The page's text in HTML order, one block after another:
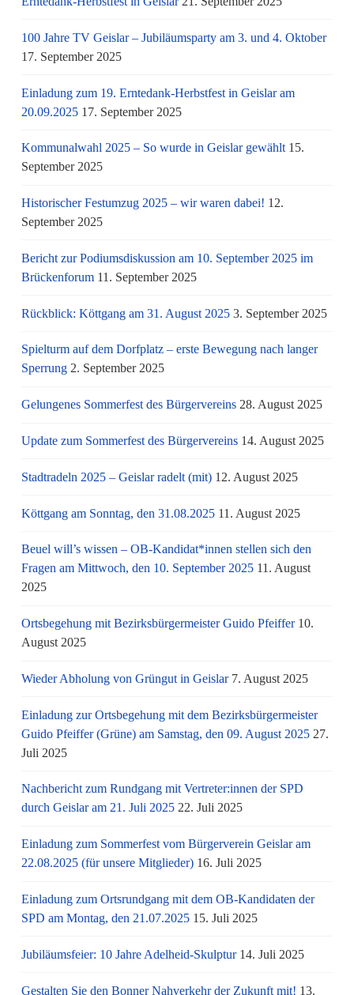
100 Jahre TV Geislar – Jubiläumsparty am 3. und 4. Oktober
17. September 2025
Einladung zum 19. Erntedank-Herbstfest in Geislar am
20.09.2025 17. September 2025
Kommunalwahl 2025 – So wurde in Geislar gewählt 15.
September 2025
Historischer Festumzug 2025 – wir waren dabei! 12.
September 2025
Bericht zur Podiumsdiskussion am 10. September 2025 im
Brückenforum 11. September 2025
Rückblick: Köttgang am 31. August 2025 3. September 2025
Spielturm auf dem Dorfplatz – erste Bewegung nach langer
Sperrung 2. September 2025
Gelungenes Sommerfest des Bürgervereins 28. August 2025
Update zum Sommerfest des Bürgervereins 14. August 2025
Stadtradeln 2025 – Geislar radelt (mit) 12. August 2025
Köttgang am Sonntag, den 31.08.2025 11. August 2025
Beuel will’s wissen – OB-Kandidat*innen stellen sich den
Fragen am Mittwoch, den 10. September 2025 11. August
2025
Ortsbegehung mit Bezirksbürgermeister Guido Pfeiffer 10.
August 2025
Wieder Abholung von Grüngut in Geislar 7. August 2025
Einladung zur Ortsbegehung mit dem Bezirksbürgermeister
Guido Pfeiffer (Grüne) am Samstag, den 09. August 2025 27.
Juli 2025
Nachbericht zum Rundgang mit Vertreter:innen der SPD
durch Geislar am 21. Juli 2025 22. Juli 2025
Einladung zum Sommerfest vom Bürgerverein Geislar am
22.08.2025 (für unsere Mitglieder) 16. Juli 2025
Einladung zum Ortsrundgang mit dem OB-Kandidaten der
SPD am Montag, den 21.07.2025 15. Juli 2025
Jubiläumsfeier: 10 Jahre Adelheid-Skulptur 14. Juli 2025
Gestalten Sie den Bonner Nahverkehr der Zukunft mit! 13.